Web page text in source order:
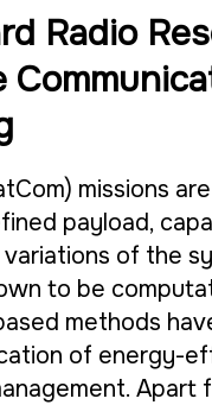
Radio
missions
payload,
of the
to be
methods
of energy-
Apart